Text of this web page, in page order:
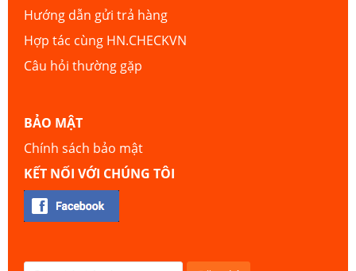
Hướng dẫn gửi trả hàng
Hợp tác cùng HN.CHECKVN
Câu hỏi thường gặp
BẢO MẬT
Chính sách bảo mật
KẾT NỐI VỚI CHÚNG TÔI